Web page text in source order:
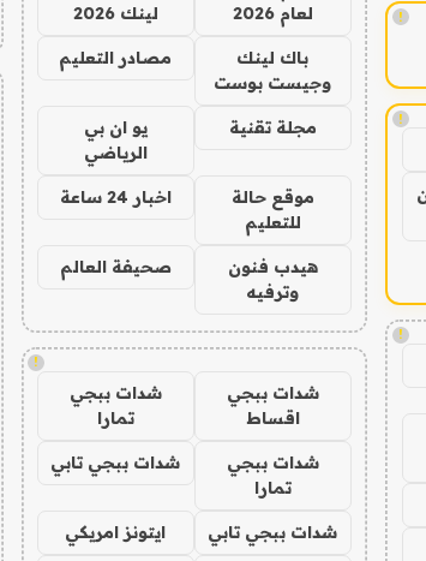
!
!
!
لعام 2026
لينك 2026
باك لينك
وجيست بوست
مصادر التعليم
مجلة تقنية
يو ان بي
الرياضي
موقع حالة
للتعليم
اخبار 24 ساعة
هيدب فنون
وترفيه
صحيفة العالم
!
شدات ببجي
اقساط
شدات ببجي
تمارا
شدات ببجي
تمارا
شدات ببجي تابي
شدات ببجي تابي ايتونز امريكي